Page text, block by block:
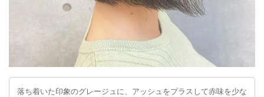
落ち着いた印象のグレージュに、アッシュをプラスして赤味を少な